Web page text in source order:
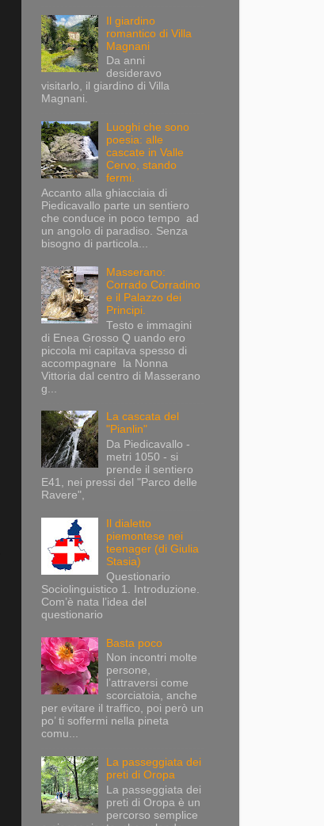
Il giardino
romantico di Villa
Magnani
Da anni
desideravo
visitarlo, il giardino di Villa
Magnani.
Luoghi che sono
poesia: alle
cascate in Valle
Cervo, stando
fermi.
Accanto alla ghiacciaia di
Piedicavallo parte un sentiero
che conduce in poco tempo ad
un angolo di paradiso. Senza
bisogno di particola...
Masserano:
Corrado Corradino
e il Palazzo dei
Principi.
Testo e immagini
di Enea Grosso Q uando ero
piccola mi capitava spesso di
accompagnare la Nonna
Vittoria dal centro di Masserano
g...
La cascata del
"Pianlin"
Da Piedicavallo -
metri 1050 - si
prende il sentiero
E41, nei pressi del "Parco delle
Ravere",
Il dialetto
piemontese nei
teenager (di Giulia
Stasia)
Questionario
Sociolinguistico 1. Introduzione.
Com’è nata l’idea del
questionario
Basta poco
Non incontri molte
persone,
l’attraversi come
scorciatoia, anche
per evitare il traffico, poi però un
po’ ti soffermi nella pineta
comu...
La passeggiata dei
preti di Oropa
La passeggiata dei
preti di Oropa è un
percorso semplice